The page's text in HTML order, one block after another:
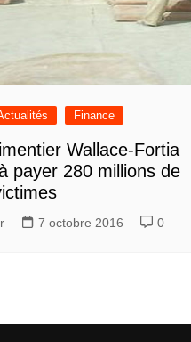
Finance
Wallace-Fortia
payer 280 millions de
7 octobre 2016 0